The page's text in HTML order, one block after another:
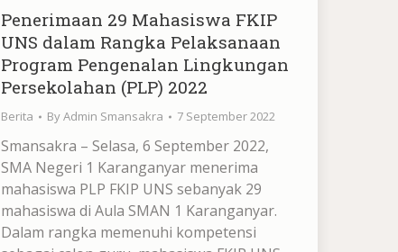
Penerimaan 29 Mahasiswa FKIP
UNS dalam Rangka Pelaksanaan
Program Pengenalan Lingkungan
Persekolahan (PLP) 2022
Berita ByAdmin Smansakra 7 September 2022
Smansakra – Selasa, 6 September 2022,
SMA Negeri 1 Karanganyar menerima
mahasiswa PLP FKIP UNS sebanyak 29
mahasiswa di Aula SMAN 1 Karanganyar.
Dalam rangka memenuhi kompetensi